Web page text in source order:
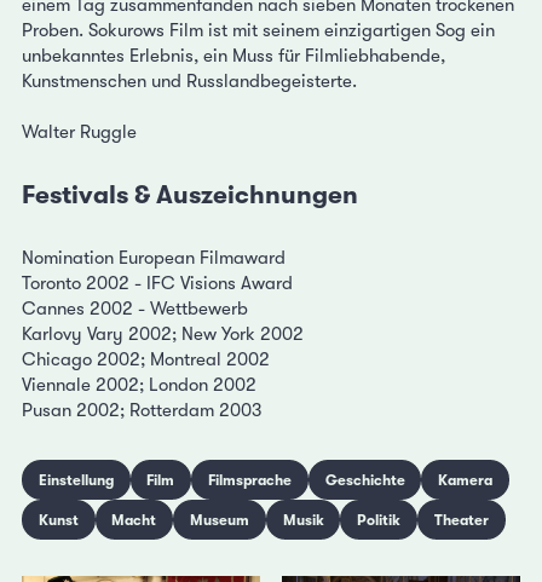
einem Tag zusammenfanden nach sieben Monaten trockenen
Proben. Sokurows Film ist mit seinem einzigartigen Sog ein
unbekanntes Erlebnis, ein Muss für Filmliebhabende,
Kunstmenschen und Russlandbegeisterte.
Walter Ruggle
Festivals & Auszeichnungen
Nomination European Filmaward
Toronto 2002 - IFC Visions Award
Cannes 2002 - Wettbewerb
Karlovy Vary 2002; New York 2002
Chicago 2002; Montreal 2002
Viennale 2002; London 2002
Pusan 2002; Rotterdam 2003
Einstellung Film Filmsprache Geschichte Kamera
Kunst Macht Museum Musik Politik Theater